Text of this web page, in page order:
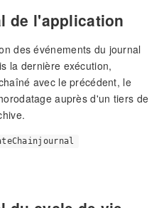
de l'application
des événements du journal
la dernière exécution,
avec le précédent, le
auprès d'un tiers de